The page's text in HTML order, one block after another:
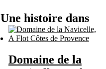
Domaine de la
Une histoire dans